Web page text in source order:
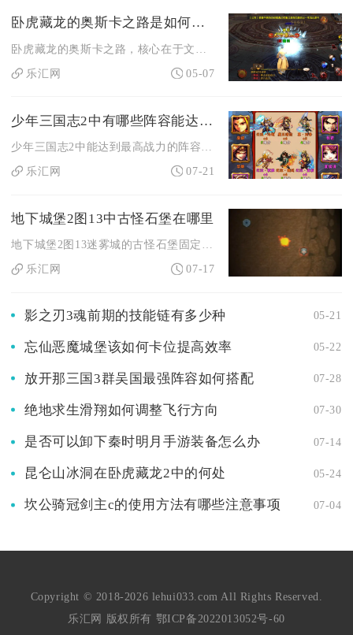
卧虎藏龙的奥斯卡之路是如何打开的
乐汇网
05-07
少年三国志2中有哪些阵容能达到最高战力
乐汇网
07-21
地下城堡2图13中古怪石堡在哪里
乐汇网
07-17
影之刃3魂前期的技能链有多少种 05-21
忘仙恶魔城堡该如何卡位提高效率 05-22
放开那三国3群吴国最强阵容如何搭配 07-28
绝地求生滑翔如何调整飞行方向 07-30
是否可以卸下秦时明月手游装备怎么办 07-14
昆仑山冰洞在卧虎藏龙2中的何处 05-24
坎公骑冠剑主c的使用方法有哪些注意事项 07-04
Copyright © 2018-2026 lehui033.com All Rights Reserved.
乐汇网 版权所有 鄂ICP备2022013052号-60